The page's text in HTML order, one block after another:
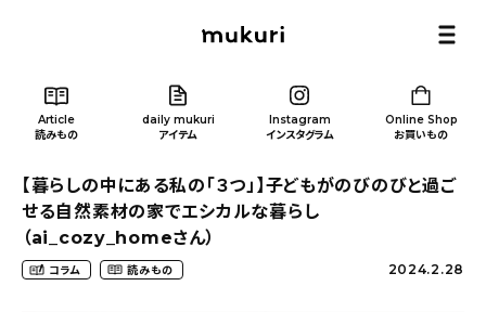
Article
読みもの
daily mukuri
アイテム
Instagram
インスタグラム
Online Shop
お買いもの
【暮らしの中にある私の「３つ」】子どもがのびのびと過ご
せる自然素材の家でエシカルな暮らし
（ai_cozy_homeさん）
コラム 読みもの 2024.2.28